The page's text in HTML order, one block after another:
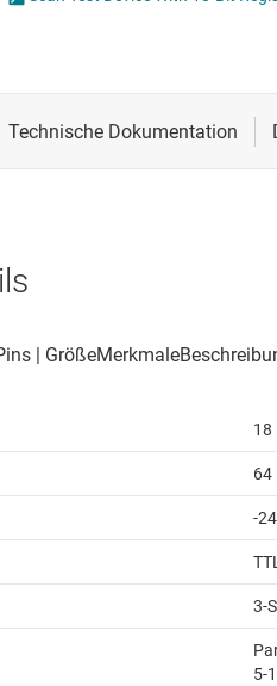
Drahtlose Konnektivität
18
64
-24
3-
5-